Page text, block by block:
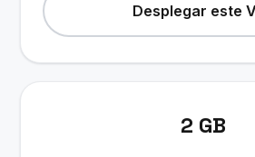
Desplegar este
2 GB